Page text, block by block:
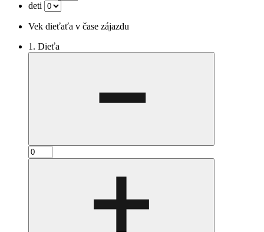
deti
Vek dieťaťa v čase zájazdu
1. Dieťa